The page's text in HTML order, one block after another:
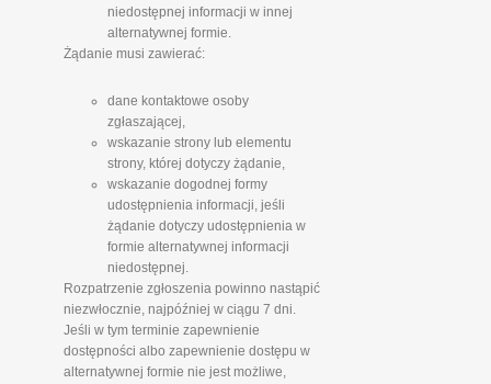
niedostępnej informacji w innej
alternatywnej formie.
Żądanie musi zawierać:
dane kontaktowe osoby
zgłaszającej,
wskazanie strony lub elementu
strony, której dotyczy żądanie,
wskazanie dogodnej formy
udostępnienia informacji, jeśli
żądanie dotyczy udostępnienia w
formie alternatywnej informacji
niedostępnej.
Rozpatrzenie zgłoszenia powinno nastąpić
niezwłocznie, najpóźniej w ciągu 7 dni.
Jeśli w tym terminie zapewnienie
dostępności albo zapewnienie dostępu w
alternatywnej formie nie jest możliwe,